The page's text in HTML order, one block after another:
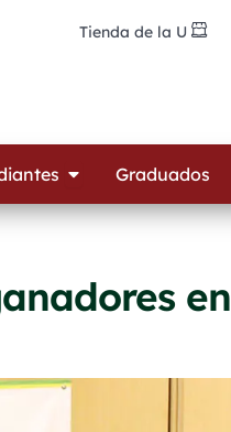
Tienda de la U
AcadémicaOpen Estudiantes
Graduados
en